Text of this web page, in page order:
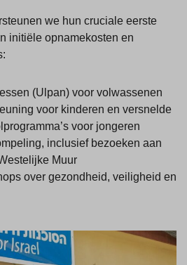
we hun cruciale eerste
initiële opnamekosten en
(Ulpan) voor volwassenen
voor kinderen en versnelde
voor jongeren
inclusief bezoeken aan
Muur
over gezondheid, veiligheid en